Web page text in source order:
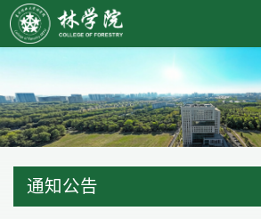
通知公告